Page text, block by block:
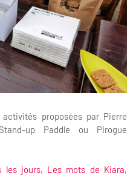
proposées par Pierre
up Paddle ou Pirogue
les jours, Les mots de Kiara,